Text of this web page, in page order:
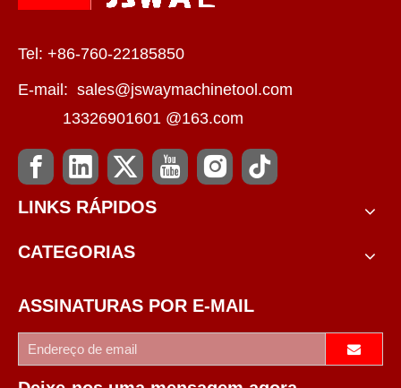
Tel: +86-760-22185850
E-mail: sales@jswaymachinetool.com
13326901601 @163.com
LINKS RÁPIDOS
CATEGORIAS
ASSINATURAS POR E-MAIL